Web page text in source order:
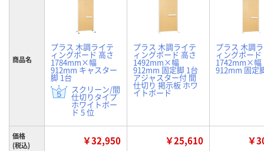
商品名
プラス 木調ライテ
ィングボード 高さ
1784mm×幅
912mm キャスター
脚 1台
スクリーン/間
仕切りタイプ
ホワイトボー
ド 5 位
プラス 木調ライテ
ィングボード 高さ
1492mm×幅
912mm 固定脚 1台
アジャスター付 間
仕切り 掲示板 ホワ
イトボード
プラス 木調
ィングボード
1742mm×幅
912mm 固定
価格
(税込)
￥32,950 ￥25,610 ￥